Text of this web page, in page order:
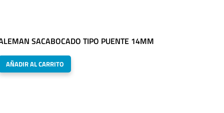
SACABOCADO TIPO PUENTE 14MM
AÑADIR AL CARRITO